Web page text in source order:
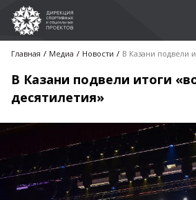
Главная Медиа Новости
В Казани подвели итоги
десятилетия»